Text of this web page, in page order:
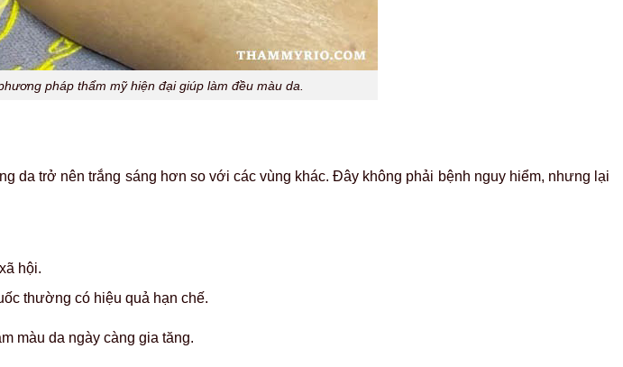
pháp thẩm mỹ hiện đại giúp làm đều màu da.
da trở nên trắng sáng hơn so với các vùng khác. Đây không phải bệnh nguy hiểm, nhưng lại
hội.
thường có hiệu quả hạn chế.
màu da ngày càng gia tăng.